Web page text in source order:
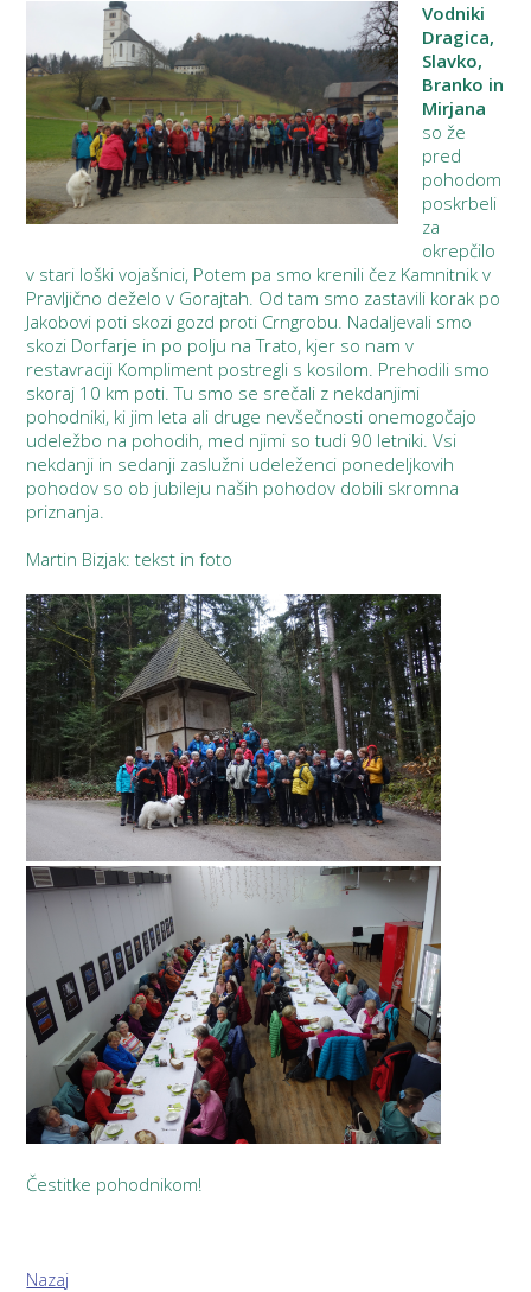
Vodniki
Dragica,
Slavko,
Branko in
Mirjana
so že
pred
pohodom
poskrbeli
za
okrepčilo
v stari loški vojašnici, Potem pa smo krenili čez Kamnitnik v
Pravljično deželo v Gorajtah. Od tam smo zastavili korak po
Jakobovi poti skozi gozd proti Crngrobu. Nadaljevali smo
skozi Dorfarje in po polju na Trato, kjer so nam v
restavraciji Kompliment postregli s kosilom. Prehodili smo
skoraj 10 km poti. Tu smo se srečali z nekdanjimi
pohodniki, ki jim leta ali druge nevšečnosti onemogočajo
udeležbo na pohodih, med njimi so tudi 90 letniki. Vsi
nekdanji in sedanji zaslužni udeleženci ponedeljkovih
pohodov so ob jubileju naših pohodov dobili skromna
priznanja.
Martin Bizjak: tekst in foto
Čestitke pohodnikom!
Nazaj